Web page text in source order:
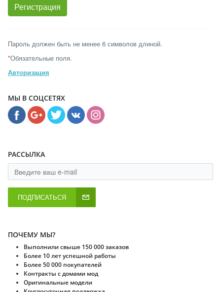
Пароль должен быть не менее 6 символов длиной.
*Обязательные поля.
Авторизация
МЫ В СОЦСЕТЯХ
РАССЫЛКА
ПОДПИСАТЬСЯ
ПОЧЕМУ МЫ?
Выполнили свыше 150 000 заказов
Более 10 лет успешной работы
Более 50 000 покупателей
Контракты с домами мод
Оригинальные модели